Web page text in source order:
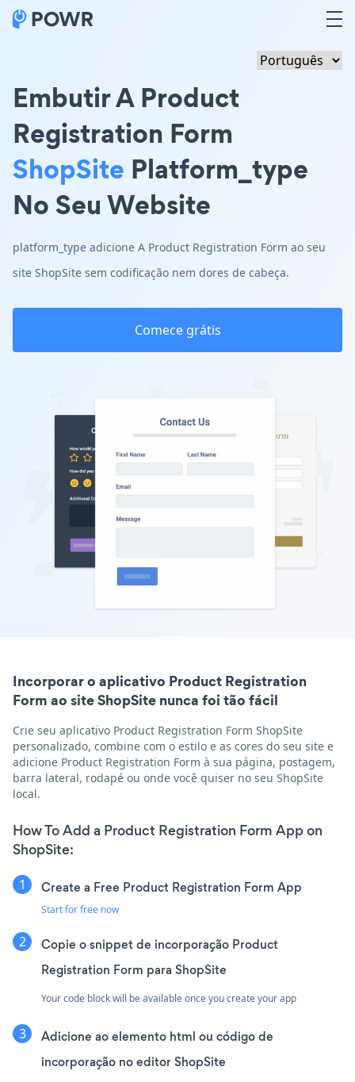
Embutir A Product
Registration Form
ShopSite Platform_type
No Seu Website
platform_type adicione A Product Registration Form ao seu
site ShopSite sem codificação nem dores de cabeça.
Comece grátis
Incorporar o aplicativo Product Registration
Form ao site ShopSite nunca foi tão fácil
Crie seu aplicativo Product Registration Form ShopSite
personalizado, combine com o estilo e as cores do seu site e
adicione Product Registration Form à sua página, postagem,
barra lateral, rodapé ou onde você quiser no seu ShopSite
local.
How To Add a Product Registration Form App on
ShopSite:
Create a Free Product Registration Form App
Start for free now
Copie o snippet de incorporação Product
Registration Form para ShopSite
Your code block will be available once you create your app
Adicione ao elemento html ou código de
incorporação no editor ShopSite